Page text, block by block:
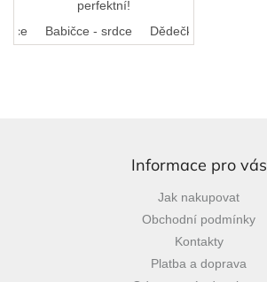
perfektní!
Babičce - srdce Dědečkovi - srdce
Informace pro vás
Jak nakupovat
Obchodní podmínky
Kontakty
Platba a doprava